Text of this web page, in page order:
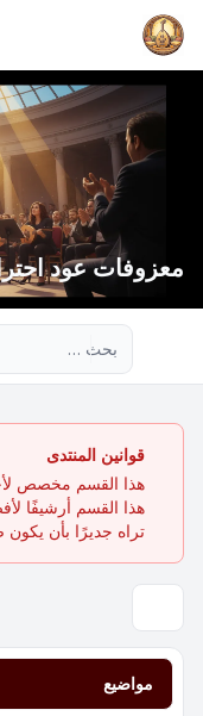
معزوفات عود
قوانين المنتدى
هذا القسم مخصص
هذا القسم أرشيفًا
تراه جديرًا بأن
مواضيع